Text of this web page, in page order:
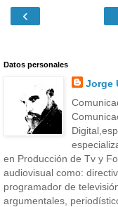
‹
Datos personales
Jorge
en Producción de Tv y
audiovisual como:
programador de
argumentales,